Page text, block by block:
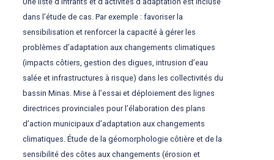
dans l’étude de cas. Par exemple : favoriser la
sensibilisation et renforcer la capacité à gérer les
problèmes d’adaptation aux changements climatiques
(impacts côtiers, gestion des digues, intrusion d’eau
salée et infrastructures à risque) dans les collectivités du
bassin Minas. Mise à l’essai et déploiement des lignes
directrices provinciales pour l’élaboration des plans
d’action municipaux d’adaptation aux changements
climatiques. Étude de la géomorphologie côtière et de la
sensibilité des côtes aux changements (érosion et